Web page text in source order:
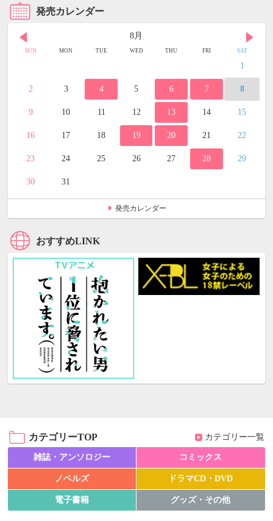
発売カレンダー
8月
SUN MON TUE WED THU FRI SAT
1
2 3 4 5 6 7 8
9 10 11 12 13 14 15
16 17 18 19 20 21 22
23 24 25 26 27 28 29
30 31
発売カレンダー
おすすめLINK
カテゴリーTOP カテゴリー一覧
雑誌・アンソロジー コミックス
ノベルズ ドラマCD・DVD
電子書籍 グッズ・その他